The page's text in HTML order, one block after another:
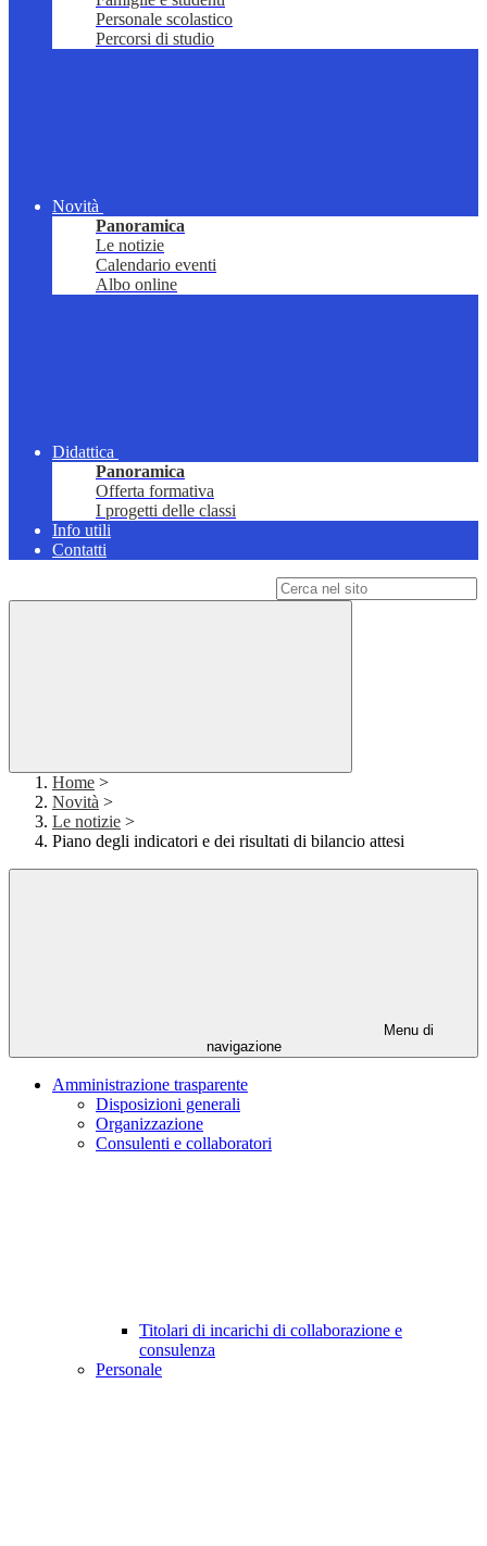
Personale scolastico
Percorsi di studio
Novità
Panoramica
Le notizie
Calendario eventi
Albo online
Didattica
Panoramica
Offerta formativa
I progetti delle classi
Info utili
Contatti
Home >
Novità >
Le notizie >
Piano degli indicatori e dei risultati di bilancio attesi
Menu di
navigazione
Amministrazione trasparente
Disposizioni generali
Organizzazione
Consulenti e collaboratori
Titolari di incarichi di collaborazione e
consulenza
Personale